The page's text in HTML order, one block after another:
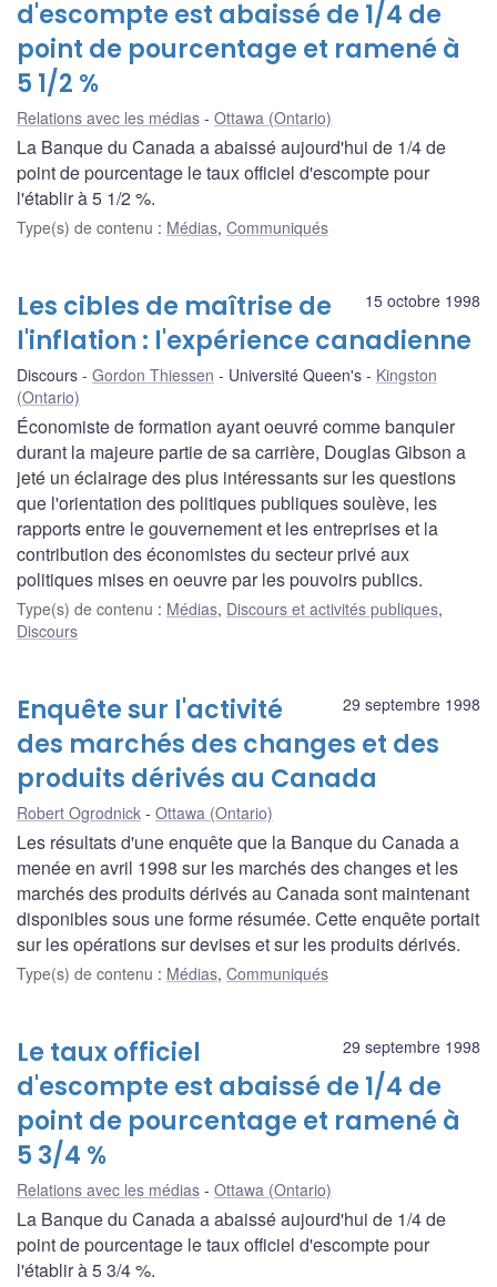
d'escompte est abaissé de 1/4 de
point de pourcentage et ramené à
5 1/2 %
Relations avec les médias Ottawa (Ontario)
La Banque du Canada a abaissé aujourd'hui de 1/4 de
point de pourcentage le taux officiel d'escompte pour
l'établir à 5 1/2 %.
Type(s) de contenu : Médias, Communiqués
15 octobre 1998
Les cibles de maîtrise de
l'inflation : l'expérience canadienne
Discours Gordon Thiessen Université Queen's
Kingston
(Ontario)
Économiste de formation ayant oeuvré comme banquier
durant la majeure partie de sa carrière, Douglas Gibson a
jeté un éclairage des plus intéressants sur les questions
que l'orientation des politiques publiques soulève, les
rapports entre le gouvernement et les entreprises et la
contribution des économistes du secteur privé aux
politiques mises en oeuvre par les pouvoirs publics.
Type(s) de contenu : Médias, Discours et activités publiques,
Discours
29 septembre 1998
Enquête sur l'activité
des marchés des changes et des
produits dérivés au Canada
Robert Ogrodnick Ottawa (Ontario)
Les résultats d'une enquête que la Banque du Canada a
menée en avril 1998 sur les marchés des changes et les
marchés des produits dérivés au Canada sont maintenant
disponibles sous une forme résumée. Cette enquête portait
sur les opérations sur devises et sur les produits dérivés.
Type(s) de contenu : Médias, Communiqués
29 septembre 1998
Le taux officiel
d'escompte est abaissé de 1/4 de
point de pourcentage et ramené à
5 3/4 %
Relations avec les médias Ottawa (Ontario)
La Banque du Canada a abaissé aujourd'hui de 1/4 de
point de pourcentage le taux officiel d'escompte pour
l'établir à 5 3/4 %.